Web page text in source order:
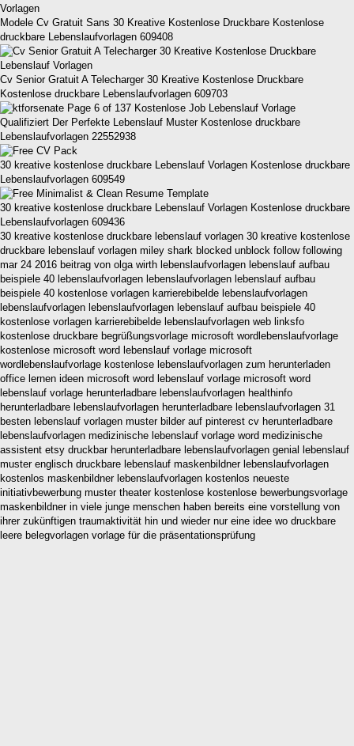
Modele Cv Gratuit Sans 30 Kreative Kostenlose Druckbare Kostenlose
druckbare Lebenslaufvorlagen 609408
Cv Senior Gratuit A Telecharger 30 Kreative Kostenlose Druckbare
Kostenlose druckbare Lebenslaufvorlagen 609703
Qualifiziert Der Perfekte Lebenslauf Muster Kostenlose druckbare
Lebenslaufvorlagen 22552938
30 kreative kostenlose druckbare Lebenslauf Vorlagen Kostenlose druckbare
Lebenslaufvorlagen 609549
30 kreative kostenlose druckbare Lebenslauf Vorlagen Kostenlose druckbare
Lebenslaufvorlagen 609436
30 kreative kostenlose druckbare lebenslauf vorlagen 30 kreative kostenlose
druckbare lebenslauf vorlagen miley shark blocked unblock follow following
mar 24 2016 beitrag von olga wirth lebenslaufvorlagen lebenslauf aufbau
beispiele 40 lebenslaufvorlagen lebenslaufvorlagen lebenslauf aufbau
beispiele 40 kostenlose vorlagen karrierebibelde lebenslaufvorlagen
lebenslaufvorlagen lebenslaufvorlagen lebenslauf aufbau beispiele 40
kostenlose vorlagen karrierebibelde lebenslaufvorlagen web linksfo
kostenlose druckbare begrüßungsvorlage microsoft wordlebenslaufvorlage
kostenlose microsoft word lebenslauf vorlage microsoft
wordlebenslaufvorlage kostenlose lebenslaufvorlagen zum herunterladen
office lernen ideen microsoft word lebenslauf vorlage microsoft word
lebenslauf vorlage herunterladbare lebenslaufvorlagen healthinfo
herunterladbare lebenslaufvorlagen herunterladbare lebenslaufvorlagen 31
besten lebenslauf vorlagen muster bilder auf pinterest cv herunterladbare
lebenslaufvorlagen medizinische lebenslauf vorlage word medizinische
assistent etsy druckbar herunterladbare lebenslaufvorlagen genial lebenslauf
muster englisch druckbare lebenslauf maskenbildner lebenslaufvorlagen
kostenlos maskenbildner lebenslaufvorlagen kostenlos neueste
initiativbewerbung muster theater kostenlose kostenlose bewerbungsvorlage
maskenbildner in viele junge menschen haben bereits eine vorstellung von
ihrer zukünftigen traumaktivität hin und wieder nur eine idee wo druckbare
leere belegvorlagen vorlage für die präsentationsprüfung